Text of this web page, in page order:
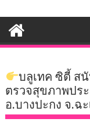
บลูเทค ซิตี้ ส
ตรวจสุขภาพปร
อ.บางปะกง จ.ฉะ